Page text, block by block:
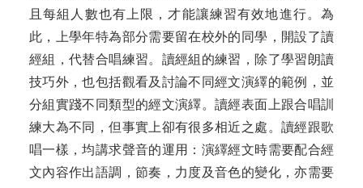
且每組人數也有上限，才能讓練習有效地進行。為
此，上學年特為部分需要留在校外的同學，開設了讀
經組，代替合唱練習。讀經組的練習，除了學習朗讀
技巧外，也包括觀看及討論不同經文演繹的範例，並
分組實踐不同類型的經文演繹。讀經表面上跟合唱訓
練大為不同，但事實上卻有很多相近之處。讀經跟歌
唱一樣，均講求聲音的運用：演繹經文時需要配合經
文內容作出語調，節奏，力度及音色的變化，亦需要